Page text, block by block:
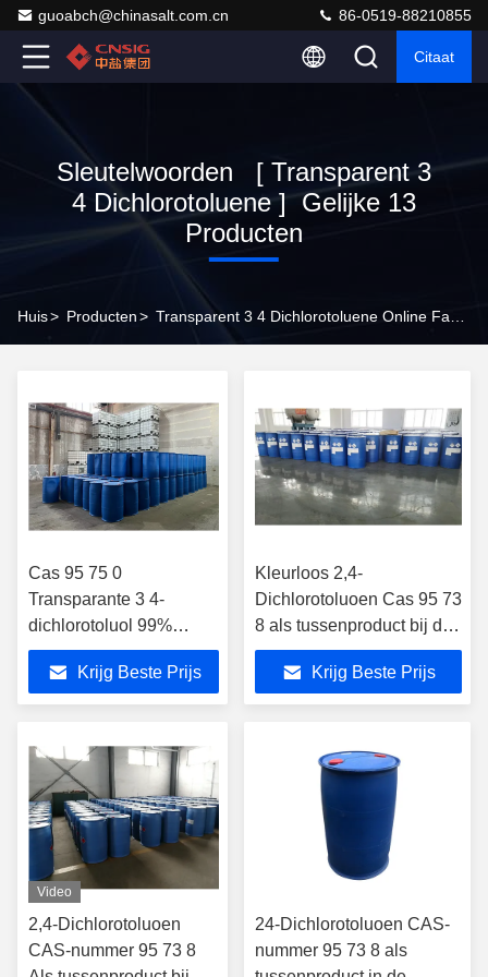
guoabch@chinasalt.com.cn 86-0519-88210855
Citaat
Sleutelwoorden [ Transparent 3
4 Dichlorotoluene ] Gelijke 13
Producten
Huis> Producten>
Cas 95 75 0
Transparante 3 4-
dichlorotoluol 99%
zuiverheid
Krijg Beste Prijs
Kleurloos 2,4-
Dichlorotoluoen Cas 95 73
8 als tussenproduct bij de
synthese van herbiciden
Krijg Beste Prijs
Video
2,4-Dichlorotoluoen
CAS-nummer 95 73 8
24-Dichlorotoluoen CAS-
nummer 95 73 8 als